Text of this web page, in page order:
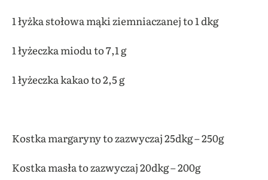
1 łyżka stołowa mąki ziemniaczanej to 1 dkg
1 łyżeczka miodu to 7,1 g
1 łyżeczka kakao to 2,5 g
Kostka margaryny to zazwyczaj 25dkg – 250g
Kostka masła to zazwyczaj 20dkg – 200g